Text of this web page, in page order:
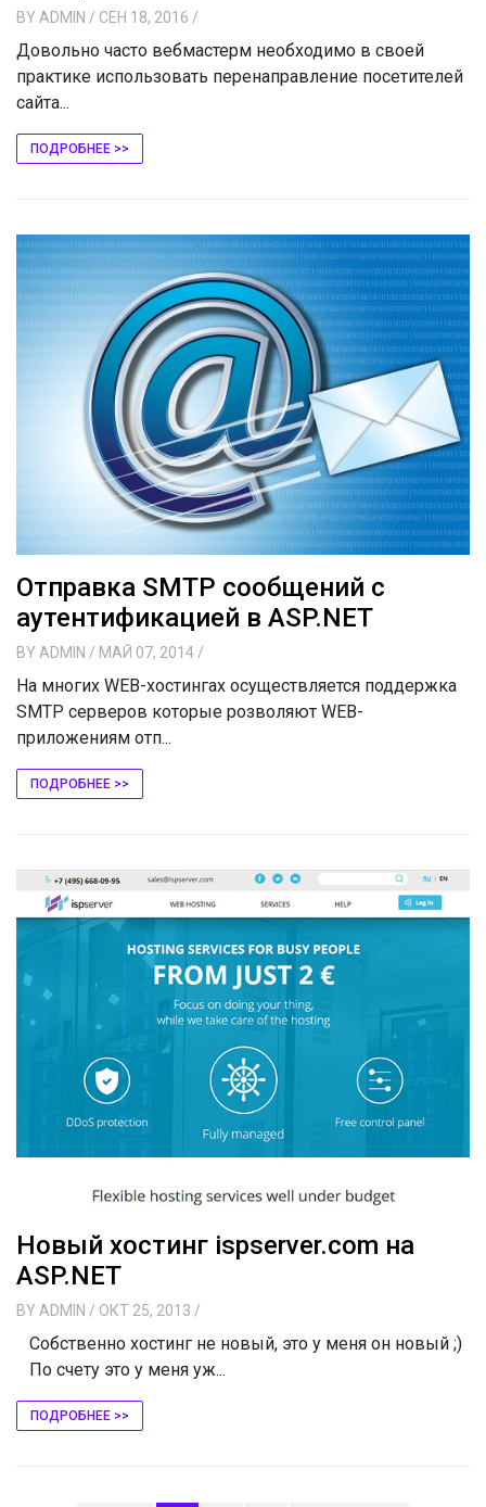
BY ADMIN / СЕН 18, 2016 /
Довольно часто вебмастерм необходимо в своей
практике использовать перенаправление посетителей
сайта...
ПОДРОБНЕЕ >>
Отправка SMTP сообщений с
аутентификацией в ASP.NET
BY ADMIN / МАЙ 07, 2014 /
На многих WEB-хостингах осуществляется поддержка
SMTP серверов которые розволяют WEB-
приложениям отп...
ПОДРОБНЕЕ >>
Новый хостинг ispserver.com на
ASP.NET
BY ADMIN / ОКТ 25, 2013 /
Собственно хостинг не новый, это у меня он новый ;)
По счету это у меня уж...
ПОДРОБНЕЕ >>